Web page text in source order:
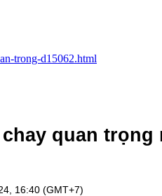
trong-d15062.html
chay quan
16:40 (GMT+7)